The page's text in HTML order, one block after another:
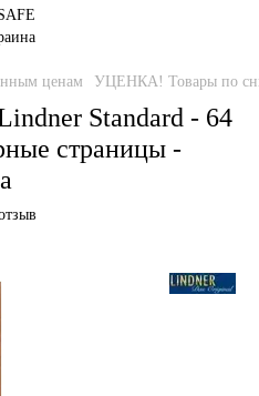
ценам УЦЕНКА! Товары по
Standard - 64
страницы -